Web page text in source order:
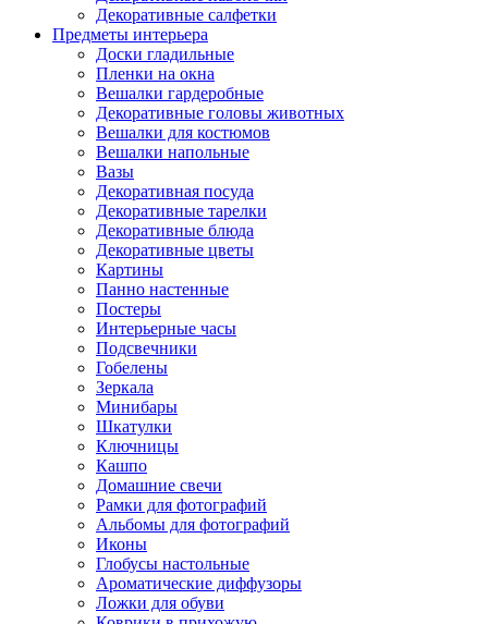
Декоративные салфетки
Предметы интерьера
Доски гладильные
Пленки на окна
Вешалки гардеробные
Декоративные головы животных
Вешалки для костюмов
Вешалки напольные
Вазы
Декоративная посуда
Декоративные тарелки
Декоративные блюда
Декоративные цветы
Картины
Панно настенные
Постеры
Интерьерные часы
Подсвечники
Гобелены
Зеркала
Минибары
Шкатулки
Ключницы
Кашпо
Домашние свечи
Рамки для фотографий
Альбомы для фотографий
Иконы
Глобусы настольные
Ароматические диффузоры
Ложки для обуви